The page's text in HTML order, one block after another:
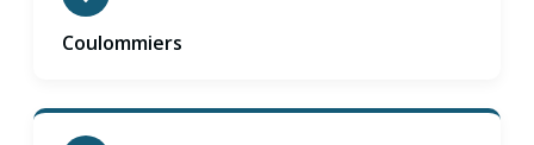
Coulommiers